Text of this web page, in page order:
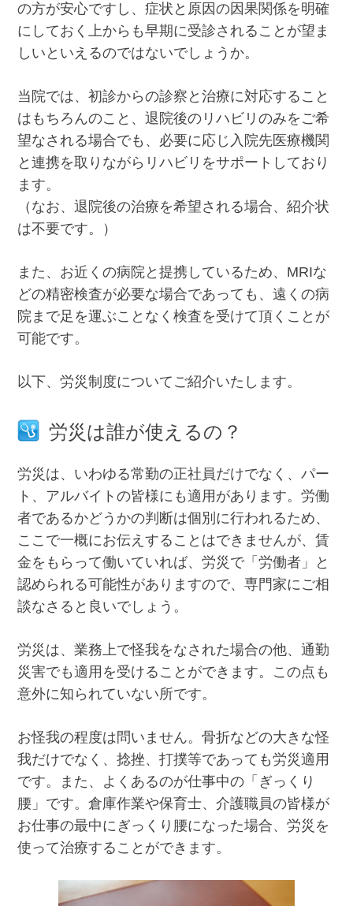
の方が安心ですし、症状と原因の因果関係を明確
にしておく上からも早期に受診されることが望ま
しいといえるのではないでしょうか。
当院では、初診からの診察と治療に対応すること
はもちろんのこと、退院後のリハビリのみをご希
望なされる場合でも、必要に応じ入院先医療機関
と連携を取りながらリハビリをサポートしており
ます。
（なお、退院後の治療を希望される場合、紹介状
は不要です。）
また、お近くの病院と提携しているため、MRIな
どの精密検査が必要な場合であっても、遠くの病
院まで足を運ぶことなく検査を受けて頂くことが
可能です。
以下、労災制度についてご紹介いたします。
労災は誰が使えるの？
労災は、いわゆる常勤の正社員だけでなく、パー
ト、アルバイトの皆様にも適用があります。労働
者であるかどうかの判断は個別に行われるため、
ここで一概にお伝えすることはできませんが、賃
金をもらって働いていれば、労災で「労働者」と
認められる可能性がありますので、専門家にご相
談なさると良いでしょう。
労災は、業務上で怪我をなされた場合の他、通勤
災害でも適用を受けることができます。この点も
意外に知られていない所です。
お怪我の程度は問いません。骨折などの大きな怪
我だけでなく、捻挫、打撲等であっても労災適用
です。また、よくあるのが仕事中の「ぎっくり
腰」です。倉庫作業や保育士、介護職員の皆様が
お仕事の最中にぎっくり腰になった場合、労災を
使って治療することができます。